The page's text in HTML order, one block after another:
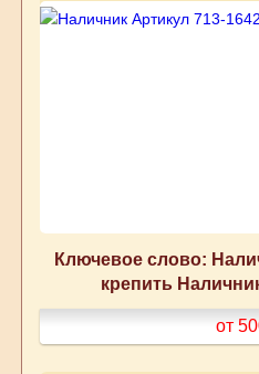
Ключевое слово:
крепить
от